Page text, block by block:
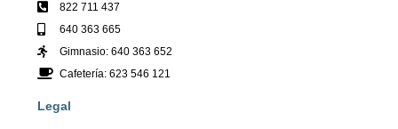
822 711 437
640 363 665
Gimnasio: 640 363 652
Cafetería: 623 546 121
Legal